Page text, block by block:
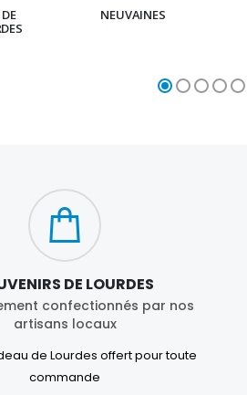
NEUVAINES
DE LOURDES
confectionnés par nos
artisans locaux
de Lourdes offert pour toute
commande